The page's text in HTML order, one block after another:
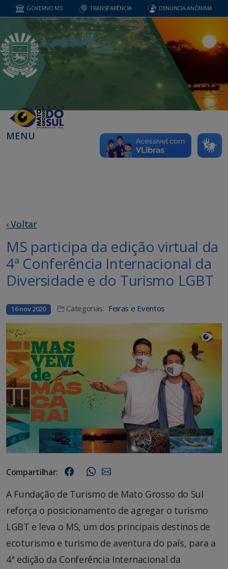
GOVERNO MS TRANSPARÊNCIA DENUNCIA ANÔNIMA
MENU
‹ Voltar
MS participa da edição virtual da
4ª Conferência Internacional da
Diversidade e do Turismo LGBT
16 nov 2020 Categorias: Feiras e Eventos
Compartilhar:
A Fundação de Turismo de Mato Grosso do Sul
reforça o posicionamento de agregar o turismo
LGBT e leva o MS, um dos principais destinos de
ecoturismo e turismo de aventura do país, para a
4ª edição da Conferência Internacional da